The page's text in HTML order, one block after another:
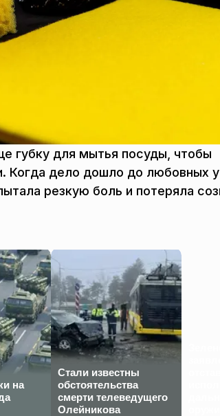
губку для мытья посуды, чтобы
Когда дело дошло до любовных
резкую боль и потеряла
на
Стали известны
обстоятельства
смерти телеведущего
Олейникова